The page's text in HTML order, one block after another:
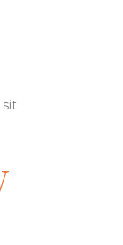
sit